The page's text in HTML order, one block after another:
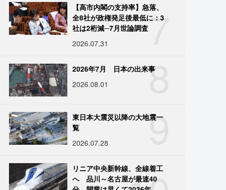
7
【高市内閣の支持率】急落、
全8社が政権発足後最低に：3
社は2桁減─7月世論調査
2026.07.31
8
2026年7月 日本の出来事
2026.08.01
9
東日本大震災以降の大地震一
覧
2026.07.28
リニア中央新幹線、全線着工
へ 品川～名古屋が最速40